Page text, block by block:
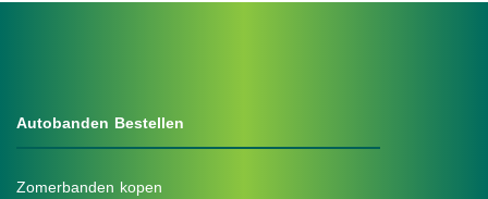
Autobanden Bestellen
Zomerbanden kopen